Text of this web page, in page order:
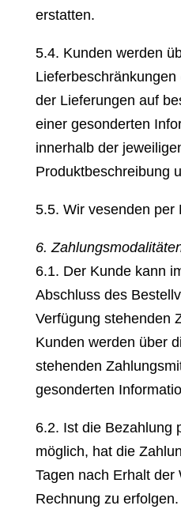
erstatten.
5.4. Kunden werden
der Lieferungen auf
einer gesonderten
innerhalb der
Produktbeschreibung
5.5. Wir vesenden per
6.
6.1. Der Kunde kann
Abschluss des
Verfügung stehenden
Kunden werden über
stehenden
gesonderten
6.2. Ist die Bezahlung
möglich, hat die
Tagen nach Erhalt der
Rechnung zu